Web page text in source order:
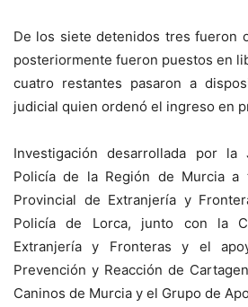
De los siete detenidos tres fueron
posteriormente fueron puestos en
cuatro restantes pasaron a
judicial quien ordenó el ingreso en
Investigación desarrollada por la
Policía de la Región de Murcia a
Provincial de Extranjería y
Policía de Lorca, junto con la
Extranjería y Fronteras y el
Prevención y Reacción de
Caninos de Murcia y el Grupo de